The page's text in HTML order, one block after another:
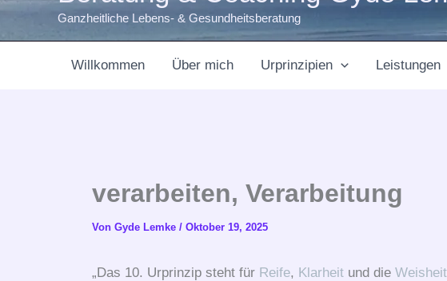
Ganzheitliche Lebens- & Gesundheitsberatung
Willkommen Über mich Urprinzipien Leistungen
verarbeiten, Verarbeitung
Von Gyde Lemke / Oktober 19, 2025
„Das 10. Urprinzip steht für Reife, Klarheitund die Weisheit